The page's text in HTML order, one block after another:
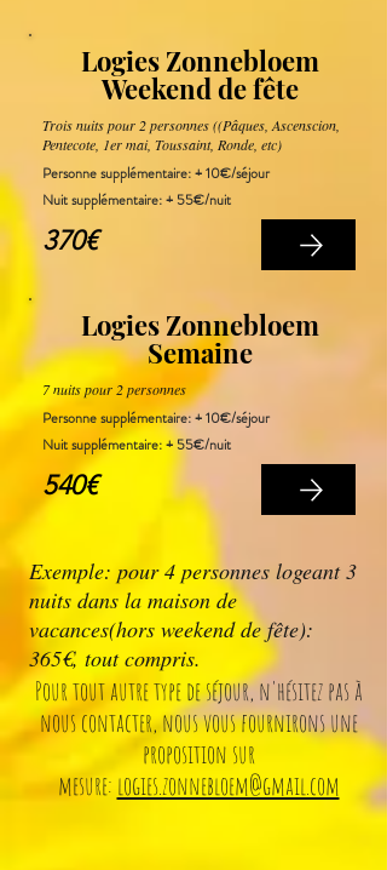
Logies Zonnebloem
Weekend de fête
Trois nuits pour 2 personnes ((Pâques, Ascenscion,
Pentecote, 1er mai, Toussaint, Ronde, etc)
Personne supplémentaire: + 10€/séjour
Nuit supplémentaire: + 55€/nuit
370€
Logies Zonnebloem
Semaine
7 nuits pour 2 personnes
Personne supplémentaire: + 10€/séjour
Nuit supplémentaire: + 55€/nuit
540€
Exemple: pour 4 personnes logeant 3
nuits dans la maison de
vacances(hors weekend de fête):
365€, tout compris.
Pour tout autre type de séjour, n'hésitez pas à
nous contacter, nous vous fournirons une
proposition sur
mesure: logies.zonnebloem@gmail.com